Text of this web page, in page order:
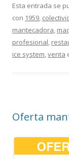
Esta entrada se
con 1959,
mantecadora,
profesional,
ice system,venta
Oferta